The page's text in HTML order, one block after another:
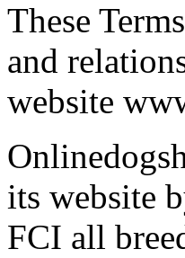
These
and
website
its website
FCI all